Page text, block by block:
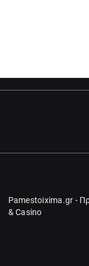
Pamestoixima.gr - Προσφορές σε Στοίχημα
& Casino